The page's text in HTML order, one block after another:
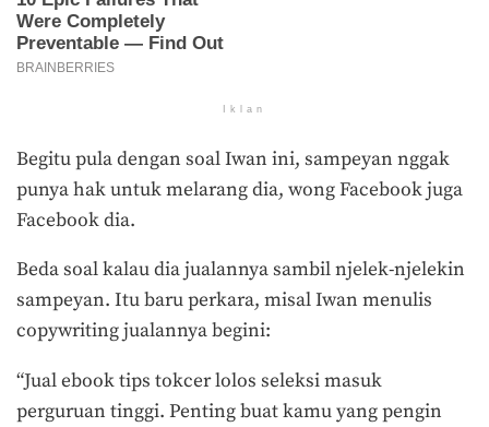
Iklan
Begitu pula dengan soal Iwan ini, sampeyan nggak
punya hak untuk melarang dia, wong Facebook juga
Facebook dia.
Beda soal kalau dia jualannya sambil njelek-njelekin
sampeyan. Itu baru perkara, misal Iwan menulis
copywriting jualannya begini:
“Jual ebook tips tokcer lolos seleksi masuk
perguruan tinggi. Penting buat kamu yang pengin